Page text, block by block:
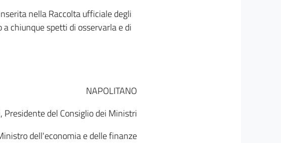
nella Raccolta ufficiale degli
chiunque spetti di osservarla e di
NAPOLITANO
Presidente del Consiglio dei Ministri
dell'economia e delle finanze